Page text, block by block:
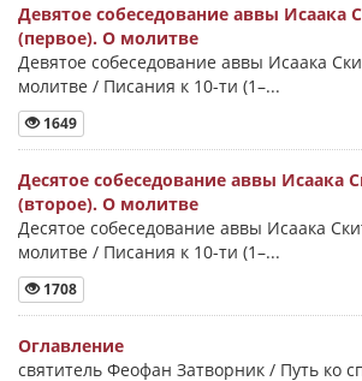
Девятое собеседование аввы Исаака
(первое). О молитве
Девятое собеседование аввы Исаака
молитве / Писания к 10-ти (1–...
1649
Десятое собеседование аввы Исаака
(второе). О молитве
Десятое собеседование аввы Исаака
молитве / Писания к 10-ти (1–...
1708
Оглавление
святитель Феофан Затворник / Путь ко